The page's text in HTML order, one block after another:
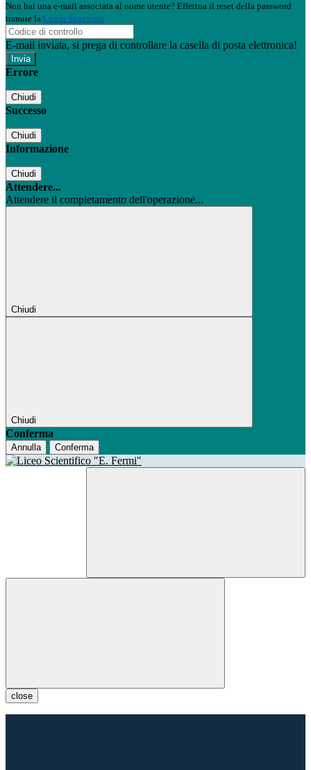
Non hai una e-mail associata al nome utente? Effettua il reset della password
tramite la Login Spaggiari
E-mail inviata, si prega di controllare la casella di posta elettronica!
Errore
Chiudi
Successo
Chiudi
Informazione
Chiudi
Attendere...
Attendere il completamento dell'operazione...
Chiudi
Chiudi
Conferma
Annulla Conferma
close